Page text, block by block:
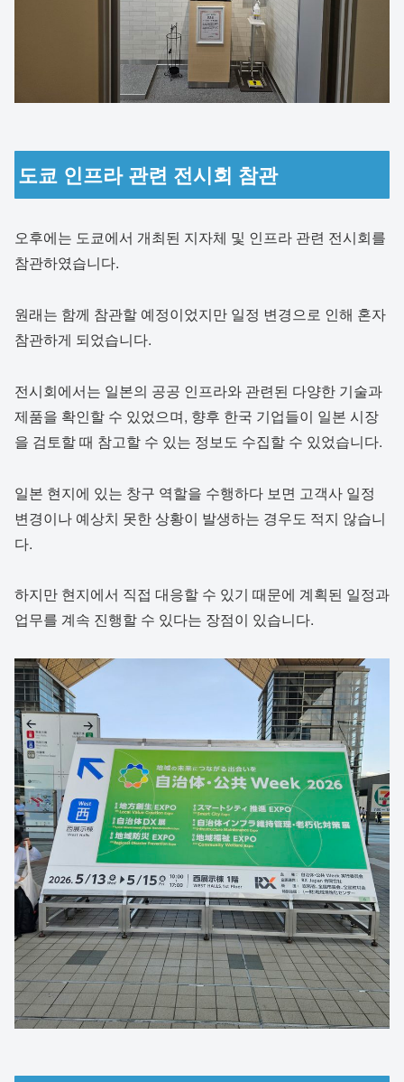
도쿄 인프라 관련 전시회 참관
오후에는 도쿄에서 개최된 지자체 및 인프라 관련 전시회를
참관하였습니다.
원래는 함께 참관할 예정이었지만 일정 변경으로 인해 혼자
참관하게 되었습니다.
전시회에서는 일본의 공공 인프라와 관련된 다양한 기술과
제품을 확인할 수 있었으며, 향후 한국 기업들이 일본 시장
을 검토할 때 참고할 수 있는 정보도 수집할 수 있었습니다.
일본 현지에 있는 창구 역할을 수행하다 보면 고객사 일정
변경이나 예상치 못한 상황이 발생하는 경우도 적지 않습니
다.
하지만 현지에서 직접 대응할 수 있기 때문에 계획된 일정과
업무를 계속 진행할 수 있다는 장점이 있습니다.